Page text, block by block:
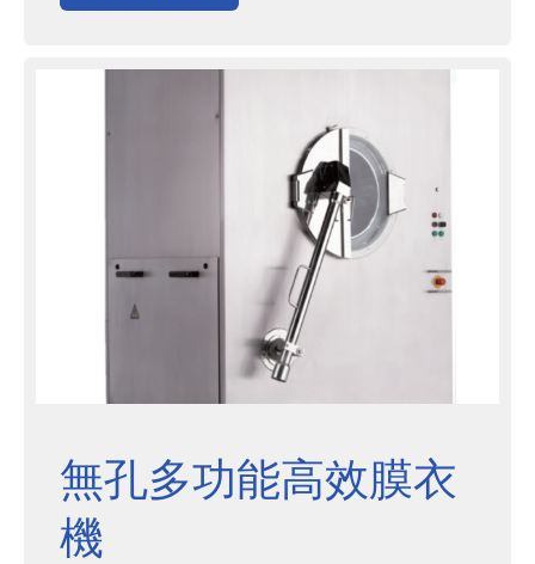
要求提供12bar悶爆設計的流化床和
無孔多功能高效膜衣
機